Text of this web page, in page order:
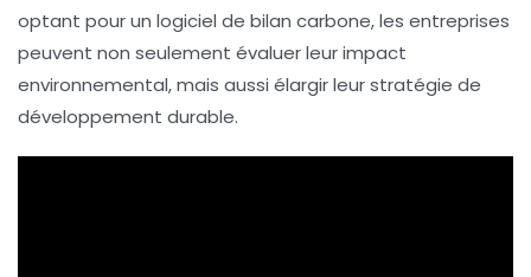
optant pour un logiciel de bilan carbone, les entreprises
peuvent non seulement évaluer leur impact
environnemental, mais aussi élargir leur stratégie de
développement durable.